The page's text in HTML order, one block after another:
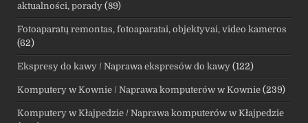
aktualności, porady (89)
Fotoaparatų remontas, fotoaparatai, objektyvai, video kameros
(62)
Ekspresy do kawy / Naprawa ekspresów do kawy (122)
Komputery w Kownie / Naprawa komputerów w Kownie (239)
Komputery w Kłajpedzie / Naprawa komputerów w Kłajpedzie